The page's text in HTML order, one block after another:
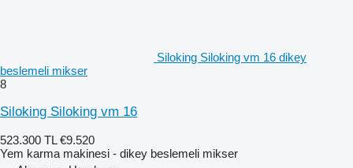
Siloking Siloking vm 16 dikey
beslemeli mikser
8
Siloking Siloking vm 16
523.300 TL €9.520
Yem karma makinesi - dikey beslemeli mikser